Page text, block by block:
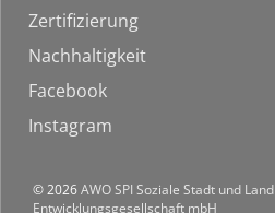
Zertifizierung
Nachhaltigkeit
Facebook
Instagram
© 2026AWO SPI Soziale Stadt und Land
Entwicklungsgesellschaft mbH